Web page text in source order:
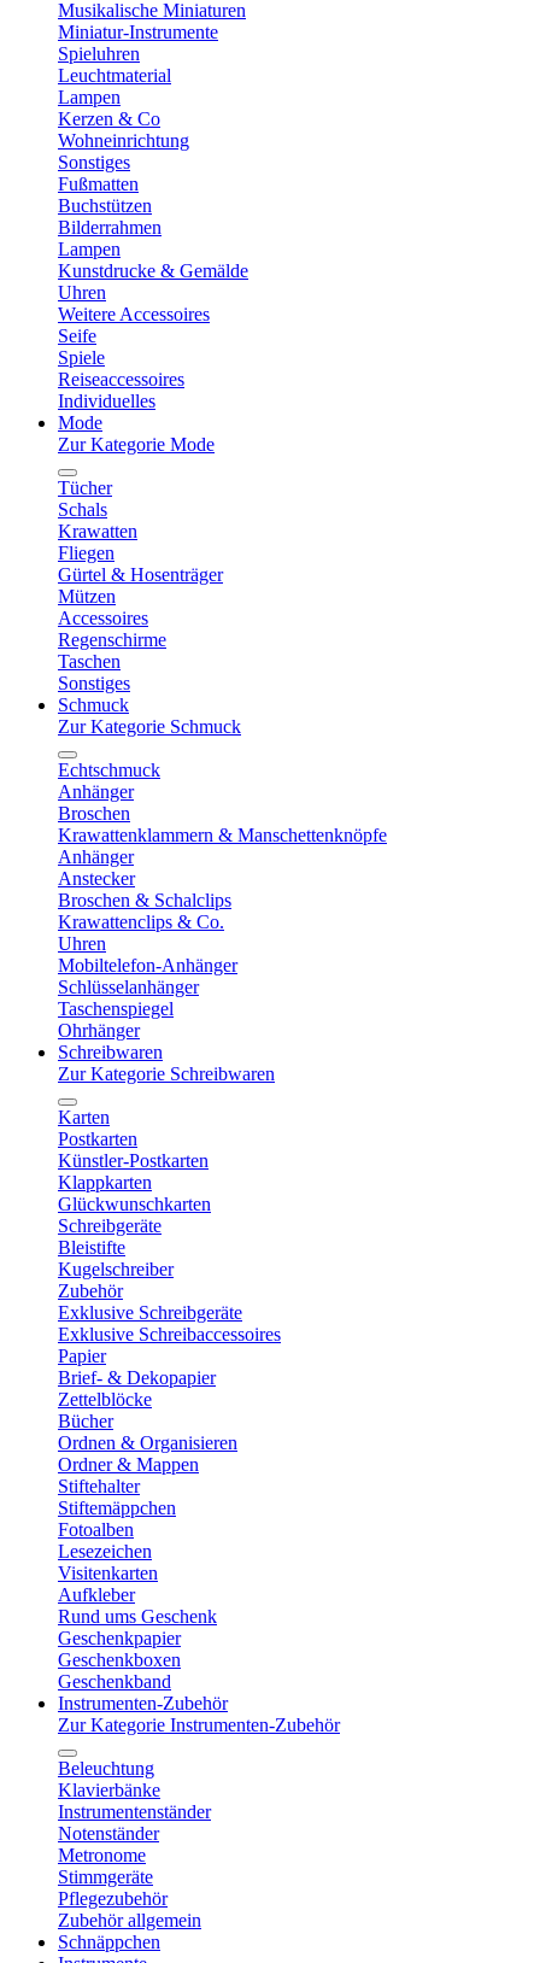
Musikalische Miniaturen
Miniatur-Instrumente
Spieluhren
Leuchtmaterial
Lampen
Kerzen & Co
Wohneinrichtung
Sonstiges
Fußmatten
Buchstützen
Bilderrahmen
Lampen
Kunstdrucke & Gemälde
Uhren
Weitere Accessoires
Seife
Spiele
Reiseaccessoires
Individuelles
Mode
Zur Kategorie Mode
Tücher
Schals
Krawatten
Fliegen
Gürtel & Hosenträger
Mützen
Accessoires
Regenschirme
Taschen
Sonstiges
Schmuck
Zur Kategorie Schmuck
Echtschmuck
Anhänger
Broschen
Krawattenklammern & Manschettenknöpfe
Anhänger
Anstecker
Broschen & Schalclips
Krawattenclips & Co.
Uhren
Mobiltelefon-Anhänger
Schlüsselanhänger
Taschenspiegel
Ohrhänger
Schreibwaren
Zur Kategorie Schreibwaren
Karten
Postkarten
Künstler-Postkarten
Klappkarten
Glückwunschkarten
Schreibgeräte
Bleistifte
Kugelschreiber
Zubehör
Exklusive Schreibgeräte
Exklusive Schreibaccessoires
Papier
Brief- & Dekopapier
Zettelblöcke
Bücher
Ordnen & Organisieren
Ordner & Mappen
Stiftehalter
Stiftemäppchen
Fotoalben
Lesezeichen
Visitenkarten
Aufkleber
Rund ums Geschenk
Geschenkpapier
Geschenkboxen
Geschenkband
Instrumenten-Zubehör
Zur Kategorie Instrumenten-Zubehör
Beleuchtung
Klavierbänke
Instrumentenständer
Notenständer
Metronome
Stimmgeräte
Pflegezubehör
Zubehör allgemein
Schnäppchen